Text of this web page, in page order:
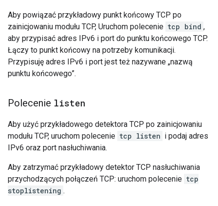
Aby powiązać przykładowy punkt końcowy TCP po
zainicjowaniu modułu TCP, Uruchom polecenie tcp bind ,
aby przypisać adres IPv6 i port do punktu końcowego TCP.
Łączy to punkt końcowy na potrzeby komunikacji.
Przypisuję adres IPv6 i port jest też nazywane „nazwą
punktu końcowego”.
Polecenie listen
Aby użyć przykładowego detektora TCP po zainicjowaniu
modułu TCP, uruchom polecenie tcp listen i podaj adres
IPv6 oraz port nasłuchiwania.
Aby zatrzymać przykładowy detektor TCP nasłuchiwania
przychodzących połączeń TCP: uruchom polecenie tcp
stoplistening .